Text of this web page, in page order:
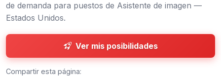
de demanda para puestos de Asistente de imagen —
Estados Unidos.
Ver mis posibilidades
Compartir esta página: